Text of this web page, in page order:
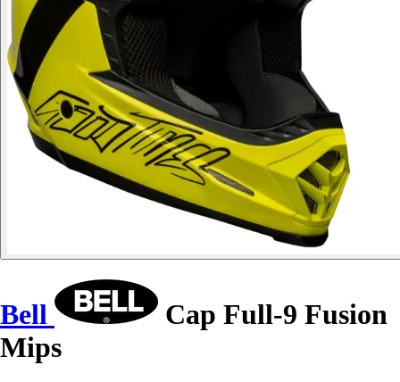
Bell
Cap Full-9 Fusion
Mips